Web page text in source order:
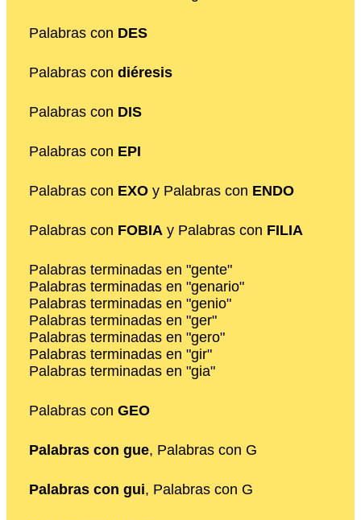
Palabras con DES
Palabras con diéresis
Palabras con DIS
Palabras con EPI
Palabras con EXO y Palabras con ENDO
Palabras con FOBIA y Palabras con FILIA
Palabras terminadas en "gente"
Palabras terminadas en "genario"
Palabras terminadas en "genio"
Palabras terminadas en "ger"
Palabras terminadas en "gero"
Palabras terminadas en "gir"
Palabras terminadas en "gia"
Palabras con GEO
Palabras con gue, Palabras con G
Palabras con gui, Palabras con G